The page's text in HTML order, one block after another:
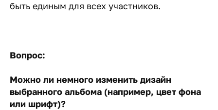
быть единым для всех участников.
Вопрос:
Можно ли немного изменить дизайн
выбранного альбома (например, цвет фона
или шрифт)?